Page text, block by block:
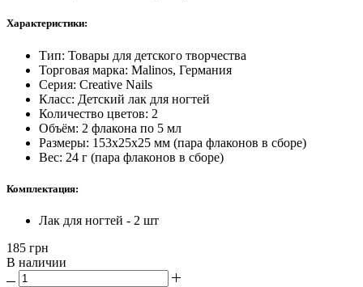
Характеристики:
Тип: Товары для детского творчества
Торговая марка: Malinos, Германия
Серия: Creative Nails
Класс: Детский лак для ногтей
Количество цветов: 2
Объём: 2 флакона по 5 мл
Размеры: 153х25х25 мм (пара флаконов в сборе)
Вес: 24 г (пара флаконов в сборе)
Комплектация:
Лак для ногтей - 2 шт
185 грн
В наличии